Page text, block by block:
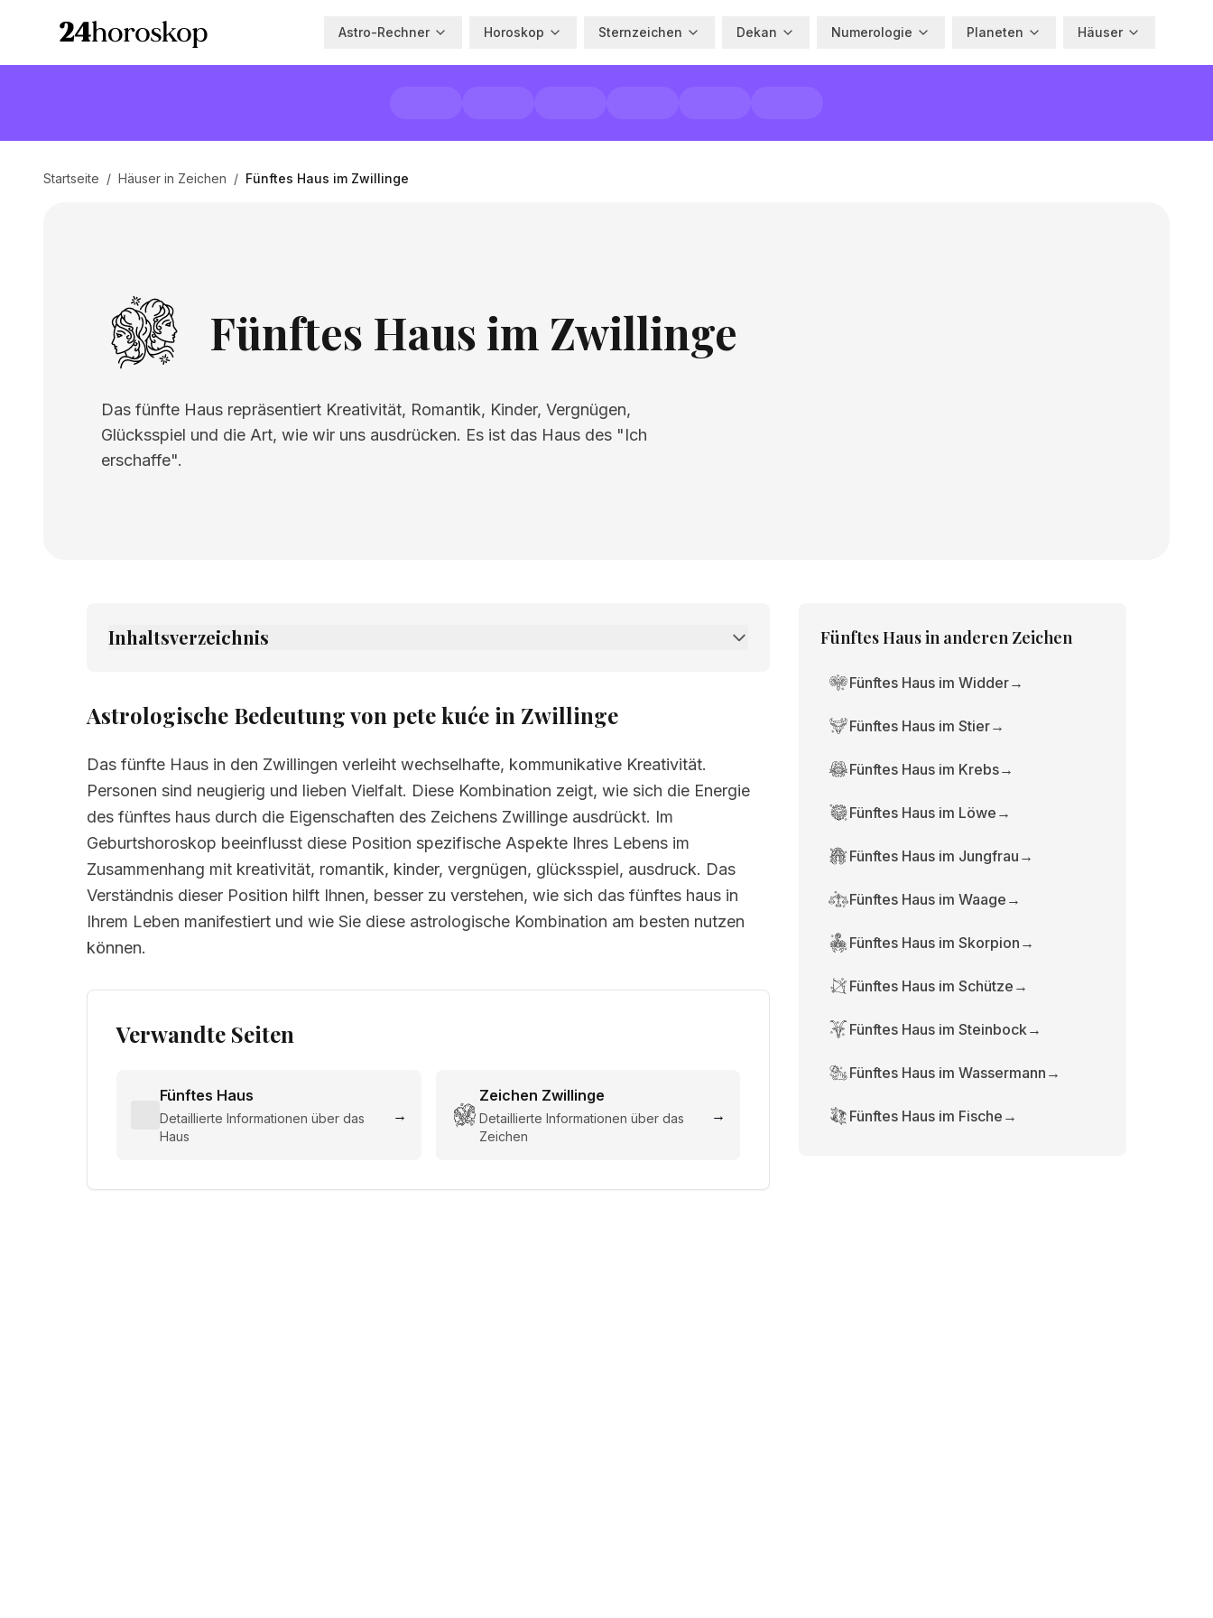
Astro-Rechner Horoskop Sternzeichen Dekan Numerologie Planeten Häuser
Startseite / Häuser in Zeichen / Fünftes Haus im Zwillinge
Fünftes Haus im Zwillinge
Das fünfte Haus repräsentiert Kreativität, Romantik, Kinder, Vergnügen,
Glücksspiel und die Art, wie wir uns ausdrücken. Es ist das Haus des "Ich
erschaffe".
Inhaltsverzeichnis
Astrologische Bedeutung von pete kuće in Zwillinge
Das fünfte Haus in den Zwillingen verleiht wechselhafte, kommunikative Kreativität.
Personen sind neugierig und lieben Vielfalt. Diese Kombination zeigt, wie sich die Energie
des fünftes haus durch die Eigenschaften des Zeichens Zwillinge ausdrückt. Im
Geburtshoroskop beeinflusst diese Position spezifische Aspekte Ihres Lebens im
Zusammenhang mit kreativität, romantik, kinder, vergnügen, glücksspiel, ausdruck. Das
Verständnis dieser Position hilft Ihnen, besser zu verstehen, wie sich das fünftes haus in
Ihrem Leben manifestiert und wie Sie diese astrologische Kombination am besten nutzen
können.
Verwandte Seiten
Fünftes Haus
Detaillierte Informationen über das
Haus
→
Zeichen Zwillinge
Detaillierte Informationen über das
Zeichen
→
Fünftes Hausin anderen Zeichen
Fünftes Haus im Widder→
Fünftes Haus im Stier→
Fünftes Haus im Krebs→
Fünftes Haus im Löwe →
Fünftes Haus im Jungfrau →
Fünftes Haus im Waage →
Fünftes Haus im Skorpion →
Fünftes Haus im Schütze →
Fünftes Haus im Steinbock→
Fünftes Haus im Wassermann →
Fünftes Haus im Fische →